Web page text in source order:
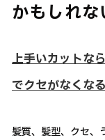
かもしれな
上手いカットな
でクセがなくな
髪質、髪型、クセ、